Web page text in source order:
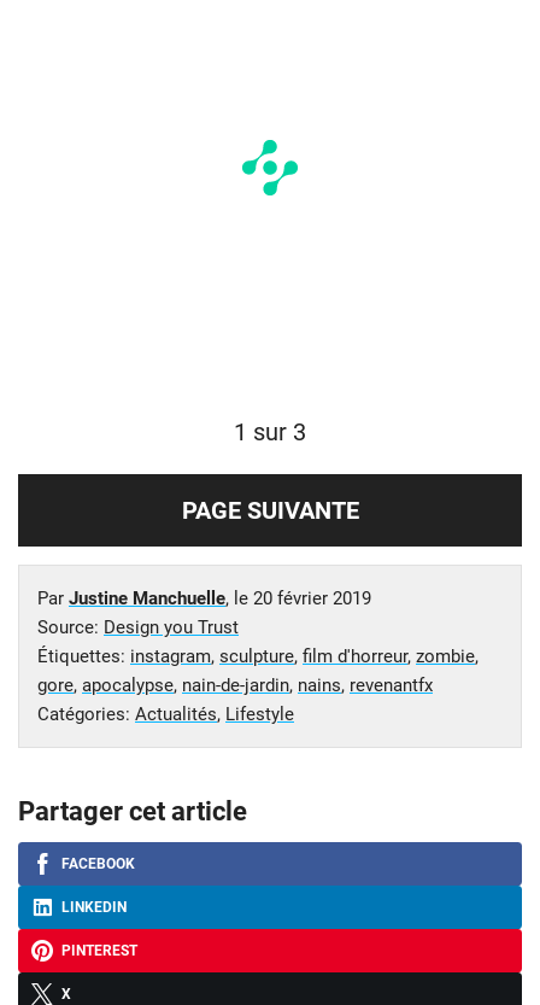
1 sur 3
PAGE SUIVANTE
Par Justine Manchuelle, le 20 février 2019
Source: Design you Trust
Étiquettes: instagram, sculpture, film d'horreur, zombie,
gore, apocalypse, nain-de-jardin, nains, revenantfx
Catégories: Actualités, Lifestyle
Partager cet article
FACEBOOK
LINKEDIN
PINTEREST
X